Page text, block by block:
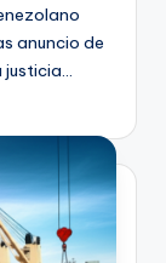
anuncio de
justicia…